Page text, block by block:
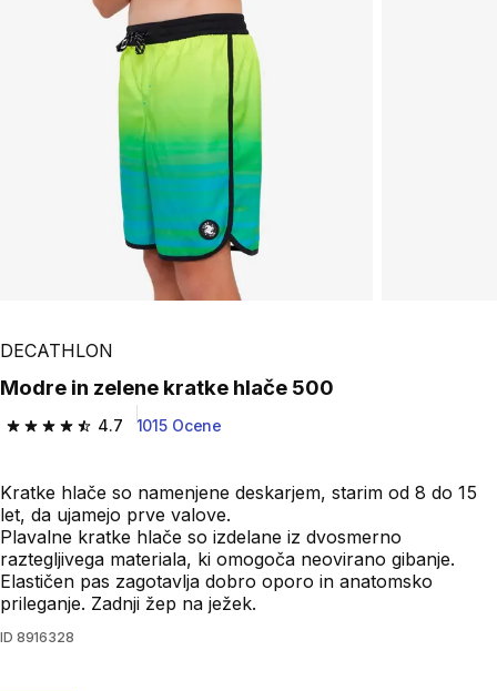
DECATHLON
Modre in zelene kratke hlače 500
4.7
4.7 od 5 zvezdic from 1015 ocene
1015 Ocene
Kratke hlače so namenjene deskarjem, starim od 8 do 15
let, da ujamejo prve valove.
Plavalne kratke hlače so izdelane iz dvosmerno
raztegljivega materiala, ki omogoča neovirano gibanje.
Elastičen pas zagotavlja dobro oporo in anatomsko
prileganje. Zadnji žep na ježek.
ID 8916328